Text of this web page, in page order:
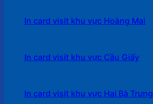
In card visit khu vực Hoàng Mai
In card visit khu vực Cầu Giấy
In card visit khu vực Hai Bà Trưng